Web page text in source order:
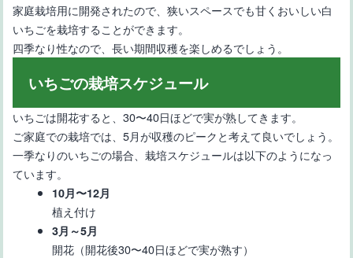
家庭栽培用に開発されたので、狭いスペースでも甘くおいしい白
いちごを栽培することができます。
四季なり性なので、長い期間収穫を楽しめるでしょう。
いちごの栽培スケジュール
いちごは開花すると、30〜40日ほどで実が熟してきます。
ご家庭での栽培では、5月が収穫のピークと考えて良いでしょう。
一季なりのいちごの場合、栽培スケジュールは以下のようになっ
ています。
10月〜12月
植え付け
3月～5月
開花（開花後30〜40日ほどで実が熟す）